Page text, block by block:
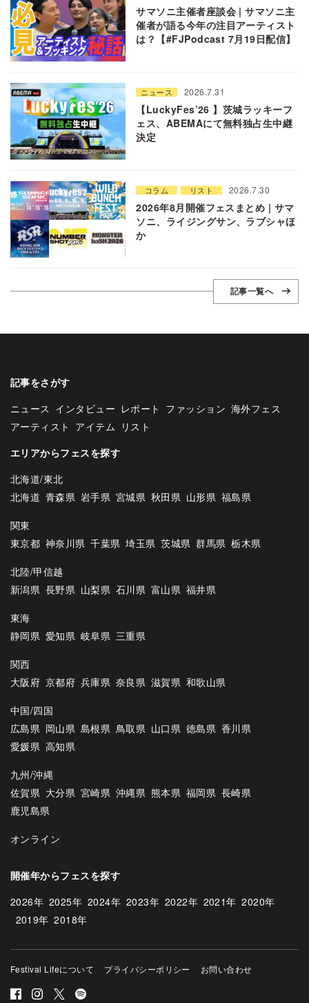
サマソニ主催者座談会 | サマソニ主
催者が語る今年の注目アーティスト
は？【#FJPodcast 7月19日配信】
ニュース 2026.7.31
【LuckyFes’26 】茨城ラッキーフ
ェス、ABEMAにて無料独占生中継
決定
コラム リスト 2026.7.30
2026年8月開催フェスまとめ | サマ
ソニ、ライジングサン、ラブシャほ
か
記事一覧へ
記事をさがす
ニュース インタビュー レポート ファッション 海外フェス
アーティスト アイテム リスト
エリアからフェスを探す
北海道/東北
北海道 青森県 岩手県 宮城県 秋田県 山形県 福島県
関東
東京都 神奈川県 千葉県 埼玉県 茨城県 群馬県 栃木県
北陸/甲信越
新潟県 長野県 山梨県 石川県 富山県 福井県
東海
静岡県 愛知県 岐阜県 三重県
関西
大阪府 京都府 兵庫県 奈良県 滋賀県 和歌山県
中国/四国
広島県 岡山県 島根県 鳥取県 山口県 徳島県 香川県
愛媛県 高知県
九州/沖縄
佐賀県 大分県 宮崎県 沖縄県 熊本県 福岡県 長崎県
鹿児島県
オンライン
開催年からフェスを探す
2026年 2025年 2024年 2023年 2022年 2021年 2020年
2019年 2018年
Festival Lifeについて プライバシーポリシー お問い合わせ